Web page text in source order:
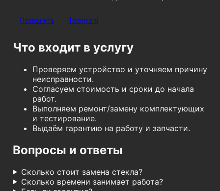
Позвонить Telegram
Что входит в услугу
Проверяем устройство и уточняем причину
неисправности.
Согласуем стоимость и сроки до начала
работ.
Выполняем ремонт/замену комплектующих
и тестирование.
Выдаём гарантию на работу и запчасти.
Вопросы и ответы
Сколько стоит замена стекла?
Сколько времени занимает работа?